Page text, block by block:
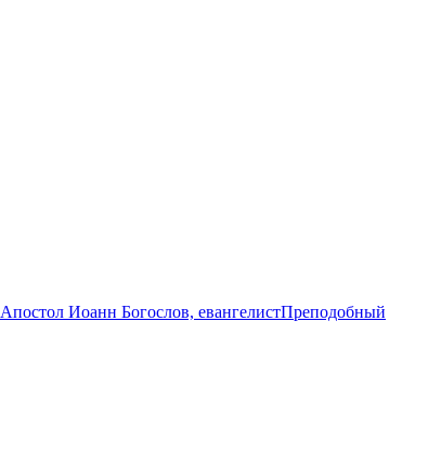
Апостол Иоанн Богослов, евангелистПреподобный